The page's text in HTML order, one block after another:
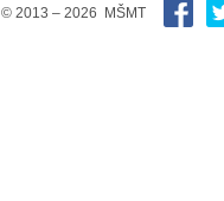
© 2013 – 2026 MŠMT